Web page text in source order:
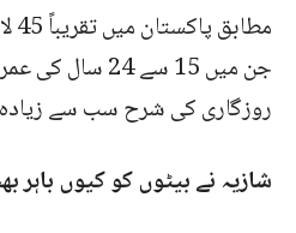
جن میں 15 سے
روزگاری کی شرح سب سے زیادہ 11.1 فیصد ہے۔
شازیہ نے بیٹوں کو کیوں باہر